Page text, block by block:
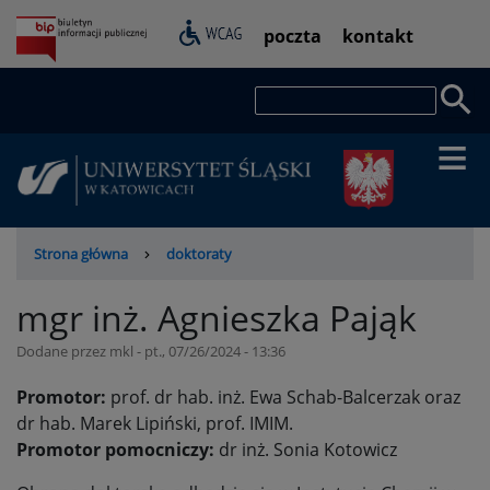
Przejdź
do
treści
Pasek
dostępności
poczta kontakt
Ścieżka
Strona główna doktoraty
mgr inż. Agnieszka Pająk
Dodane przez mkl - pt., 07/26/2024 - 13:36
Promotor: prof. dr hab. inż. Ewa Schab-Balcerzak oraz
dr hab. Marek Lipiński, prof. IMIM.
Promotor pomocniczy: dr inż. Sonia Kotowicz